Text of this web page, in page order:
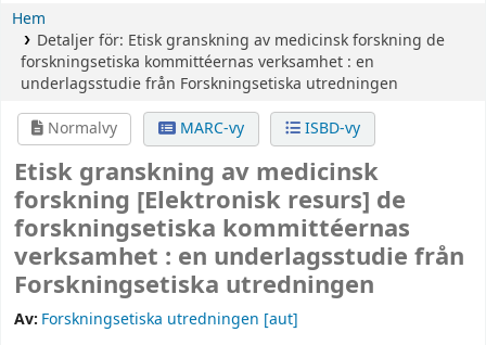
Hem
Detaljer för: Etisk granskning av medicinsk forskning de
forskningsetiska kommittéernas verksamhet : en
underlagsstudie från Forskningsetiska utredningen
Normalvy
MARC-vy ISBD-vy
Etisk granskning av medicinsk
forskning [Elektronisk resurs] de
forskningsetiska kommittéernas
verksamhet : en underlagsstudie från
Forskningsetiska utredningen
Av: Forskningsetiska utredningen [aut]